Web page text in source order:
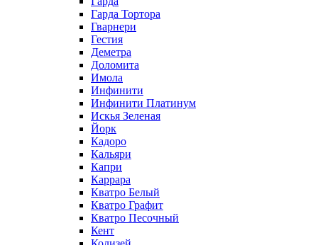
Гарда Тортора
Гварнери
Гестия
Деметра
Доломита
Имола
Инфинити
Инфинити Платинум
Искья Зеленая
Йорк
Кадоро
Кальяри
Капри
Каррара
Кватро Белый
Кватро Графит
Кватро Песочный
Кент